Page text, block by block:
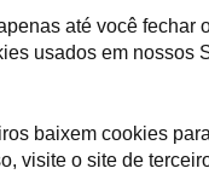
até você
usados em nossos
baixem cookies
visite o site de